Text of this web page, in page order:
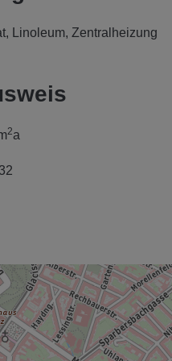
Linoleum Zentralheizung
2a